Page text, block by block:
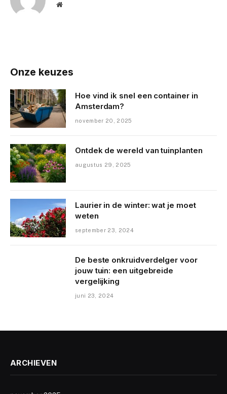
Website
Onze keuzes
Hoe vind ik snel een container in
Amsterdam?
november 20, 2025
Ontdek de wereld van tuinplanten
augustus 29, 2025
Laurier in de winter: wat je moet
weten
september 23, 2024
De beste onkruidverdelger voor
jouw tuin: een uitgebreide
vergelijking
juni 23, 2024
ARCHIEVEN